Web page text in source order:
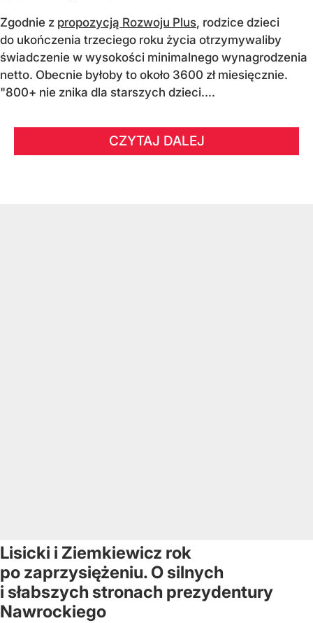
Zgodnie z propozycją Rozwoju Plus, rodzice dzieci
do ukończenia trzeciego roku życia otrzymywaliby
świadczenie w wysokości minimalnego wynagrodzenia
netto. Obecnie byłoby to około 3600 zł miesięcznie.
"800+ nie znika dla starszych dzieci....
CZYTAJ DALEJ
Lisicki i Ziemkiewicz rok
po zaprzysiężeniu. O silnych
i słabszych stronach prezydentury
Nawrockiego